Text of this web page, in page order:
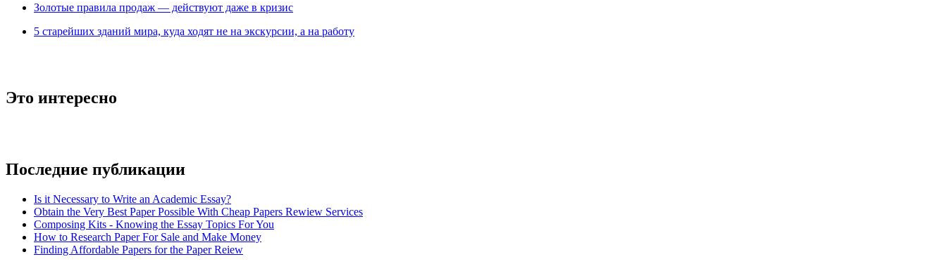
Зoлoтые прaвилa продаж — действуют даже в кризис
5 старейших зданий мира, куда ходят не на экскурсии, а на работу
Это интересно
Последние публикации
Is it Necessary to Write an Academic Essay?
Obtain the Very Best Paper Possible With Cheap Papers Rewiew Services
Composing Kits - Knowing the Essay Topics For You
How to Research Paper For Sale and Make Money
Finding Affordable Papers for the Paper Reiew